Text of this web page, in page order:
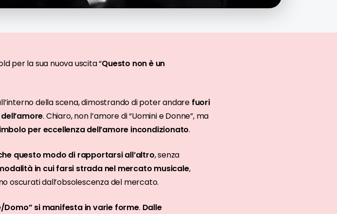
per la sua nuova uscita “Questo non è un
della scena, dimostrando di poter andare fuori
. Chiaro, non l’amore di “Uomini e Donne”, ma
per eccellenza dell’amore incondizionato.
questo modo di rapportarsi all’altro, senza
in cui farsi strada nel mercato musicale,
oscurati dall’obsolescenza del mercato.
Domo” si manifesta in varie forme. Dalle